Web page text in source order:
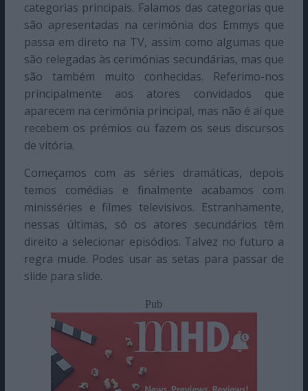
categorias principais. Falamos das categorias que
são apresentadas na cerimónia dos Emmys que
passa em direto na TV, assim como algumas que
são relegadas às cerimónias secundárias, mas que
são também muito conhecidas. Referimo-nos
principalmente aos atores convidados que
aparecem na cerimónia principal, mas não é aí que
recebem os prémios ou fazem os seus discursos
de vitória.
Começamos com as séries dramáticas, depois
temos comédias e finalmente acabamos com
minisséries e filmes televisivos. Estranhamente,
nessas últimas, só os atores secundários têm
direito a selecionar episódios. Talvez no futuro a
regra mude. Podes usar as setas para passar de
slide para slide.
Pub